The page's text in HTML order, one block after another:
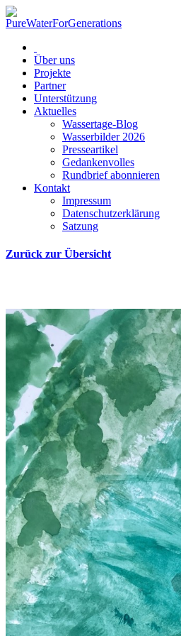
Über uns
Projekte
Partner
Unterstützung
Aktuelles
Wassertage-Blog
Wasserbilder 2026
Presseartikel
Gedankenvolles
Rundbrief abonnieren
Kontakt
Impressum
Datenschutzerklärung
Satzung
Zurück zur Übersicht